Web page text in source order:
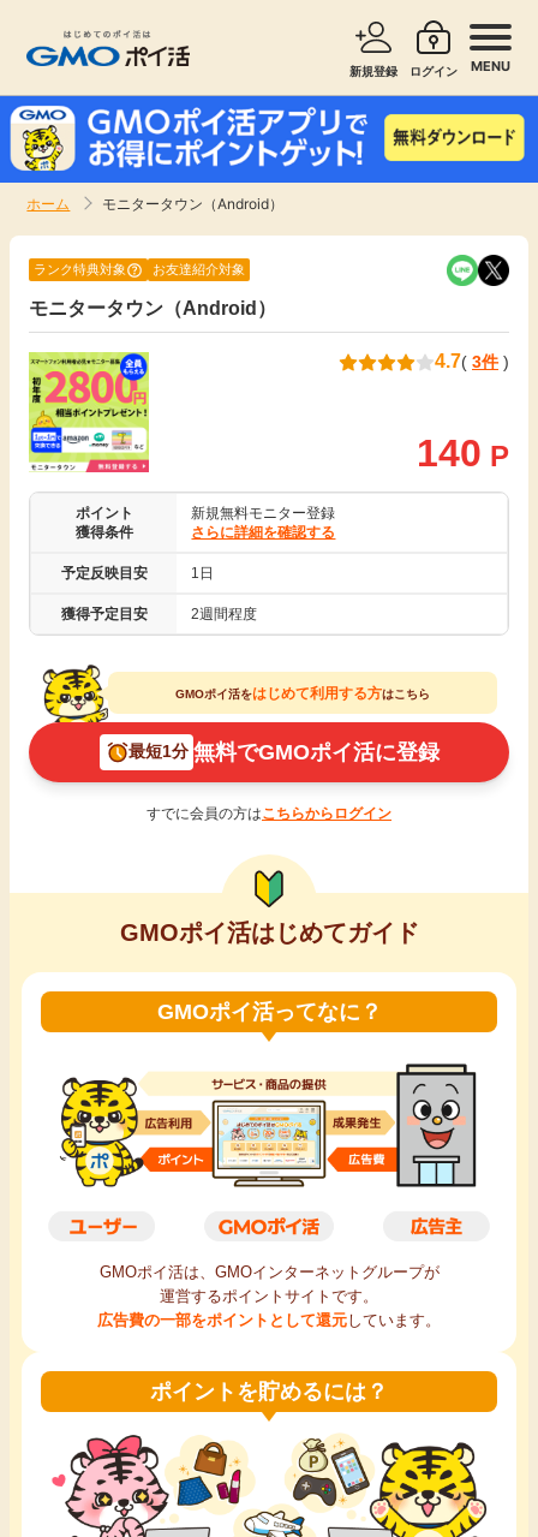
新規登録 ログイン MENU
ホーム モニタータウン（Android）
新着
高還元
無料
即日還元
アンケート
ゲーム
買い物
カード比較
毎日ゲット
特集一覧
ヘルプセンター
サービスで探す ショッピングで探す
無料サービス
エンタメ
クレジットカード
暮らし
引っ越し
買取・査定
学び
進学・教育
月額有料サービス
家計の固定費
ランク特典対象 お友達紹介対象
モニタータウン（Android）
4.7( 3件)
140 P
ポイント
獲得条件
新規無料モニター登録
さらに詳細を確認する
予定反映目安 1日
獲得予定目安 2週間程度
GMOポイ活をはじめて利用する方はこちら
最短1分 無料でGMOポイ活に登録
すでに会員の方はこちらからログイン
GMOポイ活はじめてガイド
GMOポイ活ってなに？
GMOポイ活は、GMOインターネットグループが
運営するポイントサイトです。
広告費の一部をポイントとして還元しています。
ポイントを貯めるには？